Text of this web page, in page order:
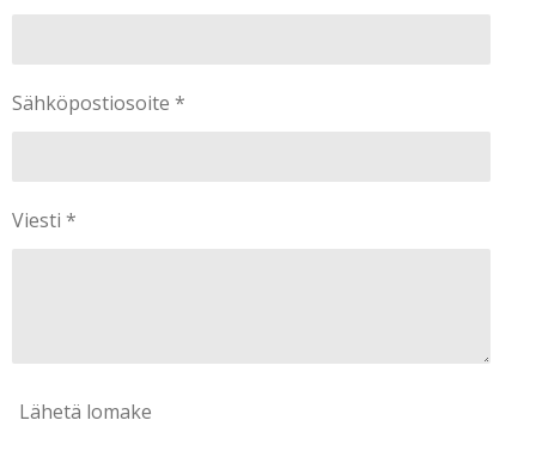
Sähköpostiosoite *
Viesti *
Lähetä lomake